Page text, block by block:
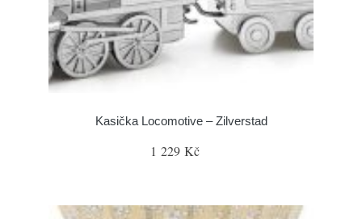
Kasička Locomotive – Zilverstad
1 229 Kč